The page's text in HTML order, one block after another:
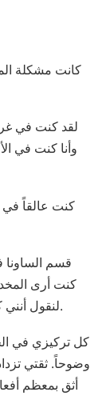
لقد كنت في
وأنا كنت في
كنت عالقاً
قسم الساونا
كنت أرى
لنقول أنني كنت أتعرّق-- أبيض. كانت كل المادة تخرج.
كل تركيزي في
وضوحاً. ثقتي
أثق بمعظم